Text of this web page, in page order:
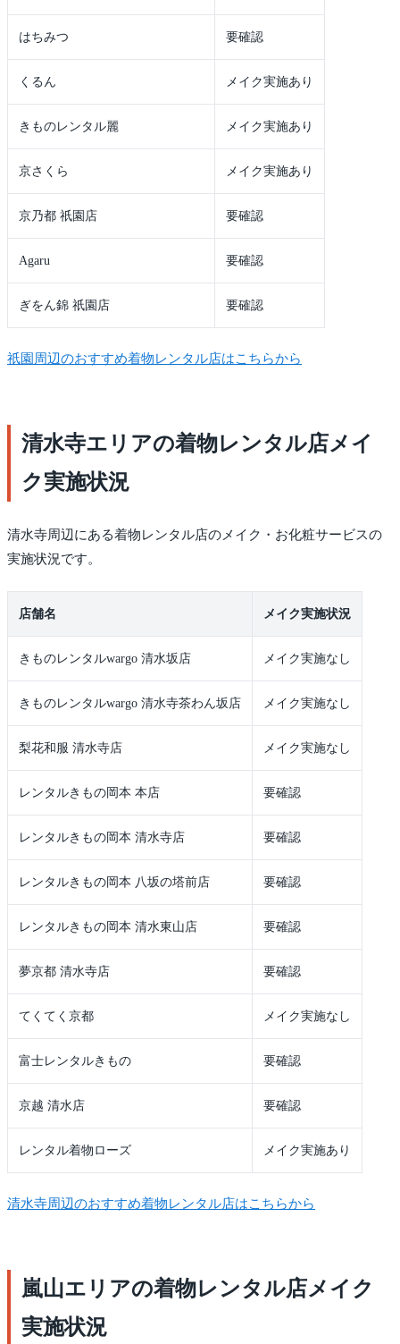
はちみつ 要確認
くるん メイク実施あり
きものレンタル麗 メイク実施あり
京さくら メイク実施あり
京乃都 祇園店 要確認
Agaru 要確認
ぎをん錦 祇園店 要確認
祇園周辺のおすすめ着物レンタル店はこちらから
清水寺エリアの着物レンタル店メイ
ク実施状況
清水寺周辺にある着物レンタル店のメイク・お化粧サービスの
実施状況です。
店舗名 メイク実施状況
きものレンタルwargo 清水坂店 メイク実施なし
きものレンタルwargo 清水寺茶わん坂店 メイク実施なし
梨花和服 清水寺店 メイク実施なし
レンタルきもの岡本 本店 要確認
レンタルきもの岡本 清水寺店 要確認
レンタルきもの岡本 八坂の塔前店 要確認
レンタルきもの岡本 清水東山店 要確認
夢京都 清水寺店 要確認
てくてく京都 メイク実施なし
富士レンタルきもの 要確認
京越 清水店 要確認
レンタル着物ローズ メイク実施あり
清水寺周辺のおすすめ着物レンタル店はこちらから
嵐山エリアの着物レンタル店メイク
実施状況